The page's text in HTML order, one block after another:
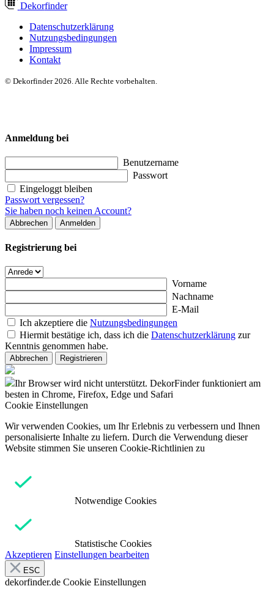
Dekorfinder
Datenschutzerklärung
Nutzungsbedingungen
Impressum
Kontakt
© Dekorfinder 2026. Alle Rechte vorbehalten.
Anmeldung bei
Benutzername
Passwort
Eingeloggt bleiben
Passwort vergessen?
Sie haben noch keinen Account?
Abbrechen Anmelden
Registrierung bei
Vorname
Nachname
E-Mail
Ich akzeptiere die Nutzungsbedingungen
Hiermit bestätige ich, dass ich die Datenschutzerklärung zur
Kenntnis genommen habe.
Abbrechen Registrieren
Ihr Browser wird nicht unterstützt. DekorFinder funktioniert am
besten in Chrome, Firefox, Edge und Safari
Cookie Einstellungen
Wir verwenden Cookies, um Ihr Erlebnis zu verbessern und Ihnen
personalisierte Inhalte zu liefern. Durch die Verwendung dieser
Website stimmen Sie unseren Cookie-Richtlinien zu
Notwendige Cookies
Statistische Cookies
Akzeptieren Einstellungen bearbeiten
ESC
dekorfinder.de Cookie Einstellungen